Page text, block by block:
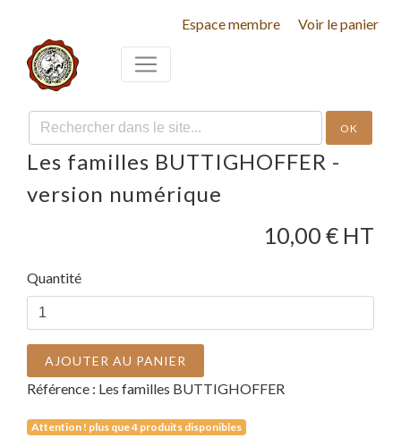
Espace membre Voir le panier
OK
Les familles BUTTIGHOFFER -
version numérique
10,00 € HT
Quantité
AJOUTER AU PANIER
Référence : Les familles BUTTIGHOFFER
Attention ! plus que 4 produits disponibles